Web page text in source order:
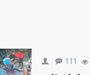
111